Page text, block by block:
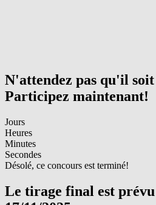
N'attendez pas qu'il
Participez maintenant!
Jours
Heures
Minutes
Secondes
Désolé, ce concours est terminé!
Le tirage final est